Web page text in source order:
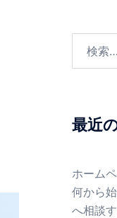
最近
ホーム
何から
へ相談